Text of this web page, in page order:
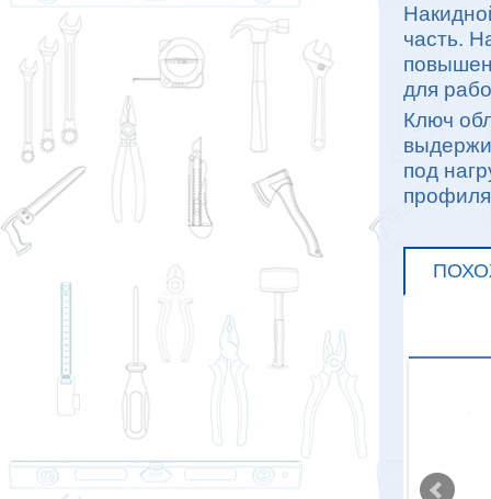
часть.
для
Ключ
под